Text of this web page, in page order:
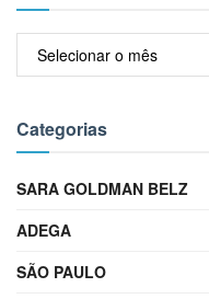
Categorias
SARA GOLDMAN BELZ
ADEGA
SÃO PAULO